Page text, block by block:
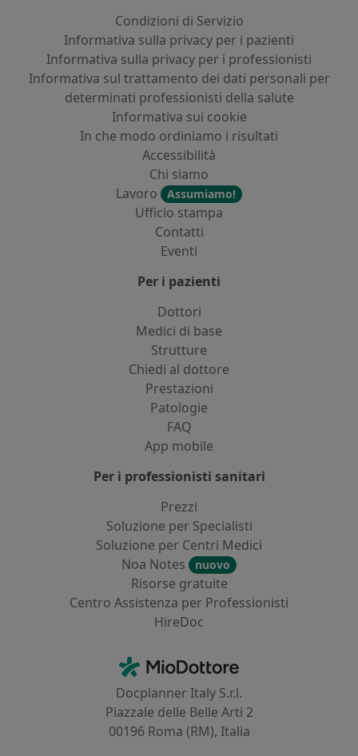
Condizioni di Servizio
Informativa sulla privacy per i pazienti
Informativa sulla privacy per i professionisti
Informativa sul trattamento dei dati personali per
determinati professionisti della salute
Informativa sui cookie
In che modo ordiniamo i risultati
Accessibilità
Chi siamo
Lavoro
Assumiamo!
Ufficio stampa
Contatti
Eventi
Per i pazienti
Dottori
Medici di base
Strutture
Chiedi al dottore
Prestazioni
Patologie
FAQ
App mobile
Per i professionisti sanitari
Prezzi
Soluzione per Specialisti
Soluzione per Centri Medici
Noa Notes
nuovo
Risorse gratuite
Centro Assistenza per Professionisti
HireDoc
MioDottore - Homepage
Docplanner Italy S.r.l.
Piazzale delle Belle Arti 2
00196 Roma (RM), Italia